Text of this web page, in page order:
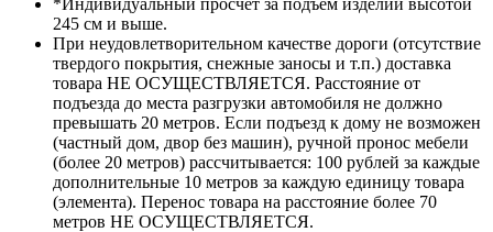
245 см и выше.
При неудовлетворительном качестве дороги (отсутствие
твердого покрытия, снежные заносы и т.п.) доставка
товара НЕ ОСУЩЕСТВЛЯЕТСЯ. Расстояние от
подъезда до места разгрузки автомобиля не должно
превышать 20 метров. Если подъезд к дому не возможен
(частный дом, двор без машин), ручной пронос мебели
(более 20 метров) рассчитывается: 100 рублей за каждые
дополнительные 10 метров за каждую единицу товара
(элемента). Перенос товара на расстояние более 70
метров НЕ ОСУЩЕСТВЛЯЕТСЯ.